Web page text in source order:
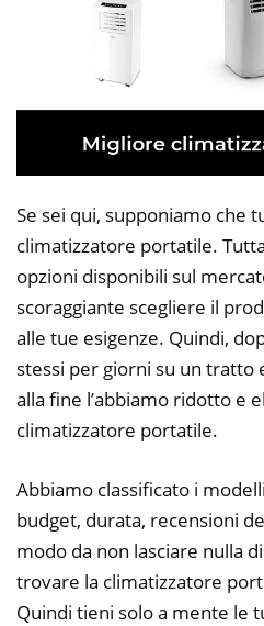
Se sei qui, supponiamo che
climatizzatore portatile.
opzioni disponibili sul
scoraggiante scegliere il
alle tue esigenze. Quindi,
stessi per giorni su un tratto
alla fine l’abbiamo ridotto e
climatizzatore portatile.
Abbiamo classificato i
budget, durata, recensioni
modo da non lasciare nulla
trovare la climatizzatore
Quindi tieni solo a mente le